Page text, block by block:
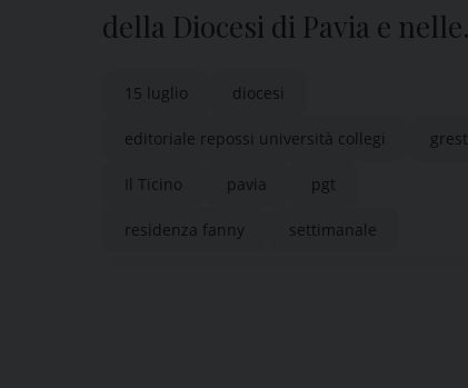
della Diocesi di Pavia e nelle
15 luglio diocesi
editoriale repossi università collegi grest
Il Ticino pavia pgt
residenza fanny settimanale